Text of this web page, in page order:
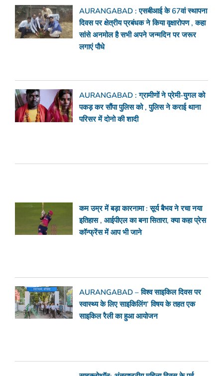
AURANGABAD : एसबीआई के 67वां स्थापना
दिवस पर क्षेत्रीय प्रबंधक ने किया वृक्षारोपण , कहा
सांसे अनमोल है सभी अपने जन्मदिन पर जरूर
लगाएं पौधे
AURANGABAD : ग्रामीणों ने प्रेमी-युगल को
पकड़ कर सौंपा पुलिस को , पुलिस ने कराई थाना
परिसर में दोनो की शादी
कम उम्र में बड़ा कारनामा : सूर्य बैभव ने रचा नया
इतिहास , आईपीएल का बना सितारा, क्या कहा प्रेस
कॉन्फ्रेंस में आप भी जाने
AURANGABAD – विश्व साइकिल दिवस पर
स्वास्थ्य के लिए साइकिलिंग’ विषय के तहत एक
साइकिल रैली का हुआ आयोजन